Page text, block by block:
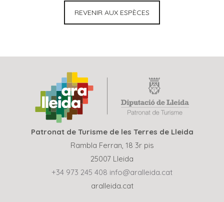
REVENIR AUX ESPÈCES
Patronat de Turisme de les Terres de Lleida
Rambla Ferran, 18 3r pis
25007 Lleida
+34 973 245 408 info@aralleida.cat
aralleida.cat